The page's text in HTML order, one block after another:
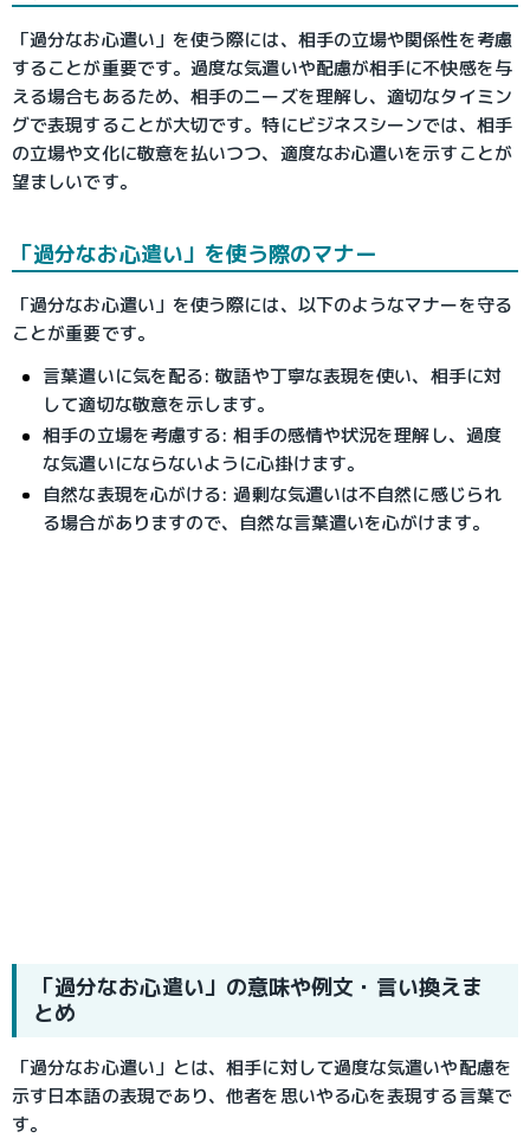
「過分なお心遣い」を使う際には、相手の立場や関係性を考慮
することが重要です。過度な気遣いや配慮が相手に不快感を与
える場合もあるため、相手のニーズを理解し、適切なタイミン
グで表現することが大切です。特にビジネスシーンでは、相手
の立場や文化に敬意を払いつつ、適度なお心遣いを示すことが
望ましいです。
「過分なお心遣い」を使う際のマナー
「過分なお心遣い」を使う際には、以下のようなマナーを守る
ことが重要です。
言葉遣いに気を配る: 敬語や丁寧な表現を使い、相手に対
して適切な敬意を示します。
相手の立場を考慮する: 相手の感情や状況を理解し、過度
な気遣いにならないように心掛けます。
自然な表現を心がける: 過剰な気遣いは不自然に感じられ
る場合がありますので、自然な言葉遣いを心がけます。
「過分なお心遣い」の意味や例文・言い換えま
とめ
「過分なお心遣い」とは、相手に対して過度な気遣いや配慮を
示す日本語の表現であり、他者を思いやる心を表現する言葉で
す。